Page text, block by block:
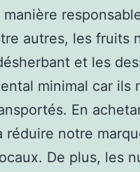
autres, les fruits
et les
minimal car ils
En
réduire notre
De plus, les